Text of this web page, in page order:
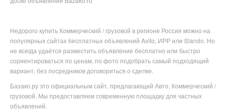
Недорого купить Коммерческий / грузовой в регионе Россия можно на
популярныхсайтах бесплатных объявлений Avito, ИРР или Slando. Но
не всегда удаётся разместить объявление бесплатно или быстро
сориентироваться по ценам, по фото подобрать самый подходящий
вариант, без посредников договориться о сделке.
Базако.ру это официальным сайт, предлагающий Авто, Коммерческий /
грузовой. Мы предоставляем современную площадку для частных
объявлений.